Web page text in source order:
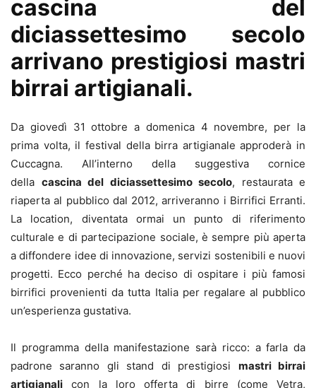
cascina del
diciassettesimo secolo
arrivano prestigiosi mastri
birrai artigianali.
Da giovedì 31 ottobre a domenica 4 novembre, per la
prima volta, il festival della birra artigianale approderà in
Cuccagna. All’interno della suggestiva cornice
della cascina del diciassettesimo secolo, restaurata e
riaperta al pubblico dal 2012, arriveranno i Birrifici Erranti.
La location, diventata ormai un punto di riferimento
culturale e di partecipazione sociale, è sempre più aperta
a diffondere idee di innovazione, servizi sostenibili e nuovi
progetti. Ecco perché ha deciso di ospitare i più famosi
birrifici provenienti da tutta Italia per regalare al pubblico
un’esperienza gustativa.
Il programma della manifestazione sarà ricco: a farla da
padrone saranno gli stand di prestigiosi mastri birrai
artigianali con la loro offerta di birre (come Vetra,